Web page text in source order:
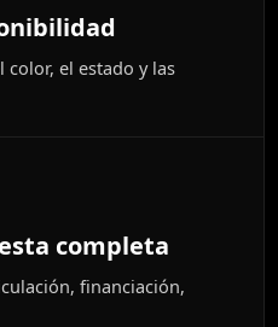
el estado y las
completa
financiación,